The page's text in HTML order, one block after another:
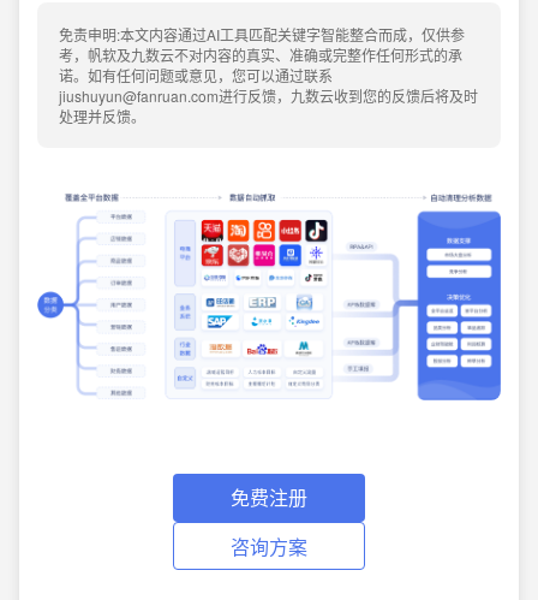
免责申明:本文内容通过AI工具匹配关键字智能整合而成，仅供参
考，帆软及九数云不对内容的真实、准确或完整作任何形式的承
诺。如有任何问题或意见，您可以通过联系
jiushuyun@fanruan.com进行反馈，九数云收到您的反馈后将及时
处理并反馈。
免费注册
咨询方案